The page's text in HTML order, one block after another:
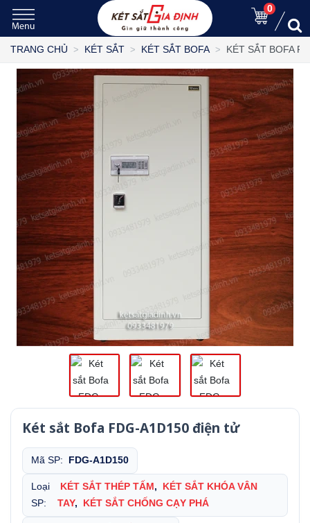
0
TRANG CHỦ KÉT SẮT KÉT SẮT BOFA KÉT SẮT BOFA
Két sắt Bofa FDG-A1D150 điện tử
Mã SP: FDG-A1D150
Loại
SP:
KÉT SẮT THÉP TẤM ,
KÉT SẮT KHÓA VÂN
TAY, KÉT SẮT CHỐNG CẠY PHÁ